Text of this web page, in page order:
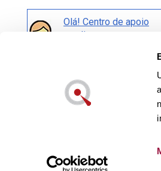
Olá! Centro de apoio
ao cliente
Lecuine™ é uma